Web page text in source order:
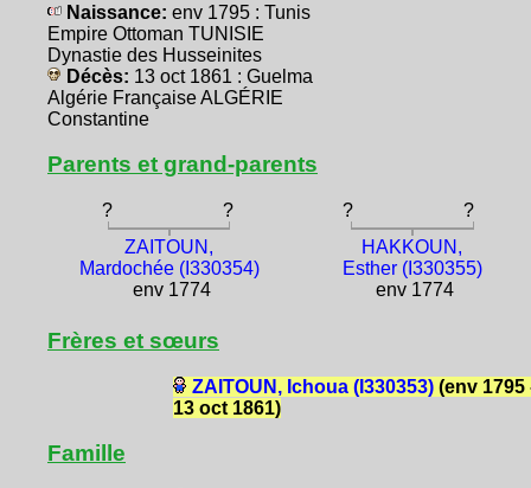
Naissance: env 1795 : Tunis
Empire Ottoman TUNISIE
Dynastie des Husseinites
Décès: 13 oct 1861 : Guelma
Algérie Française ALGÉRIE
Constantine
Parents et grand-parents
? ? ?
?
ZAITOUN,
Mardochée (I330354)
env 1774
HAKKOUN,
Esther (I330355)
env 1774
Frères et sœurs
ZAITOUN, Ichoua (I330353)(env 1795
13 oct 1861)
Famille